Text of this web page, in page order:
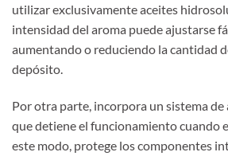
utilizar exclusivamente aceites
intensidad del aroma puede ajustarse
aumentando o reduciendo la cantidad
depósito.
Por otra parte, incorpora un sistema
que detiene el funcionamiento cuando
este modo, protege los componentes